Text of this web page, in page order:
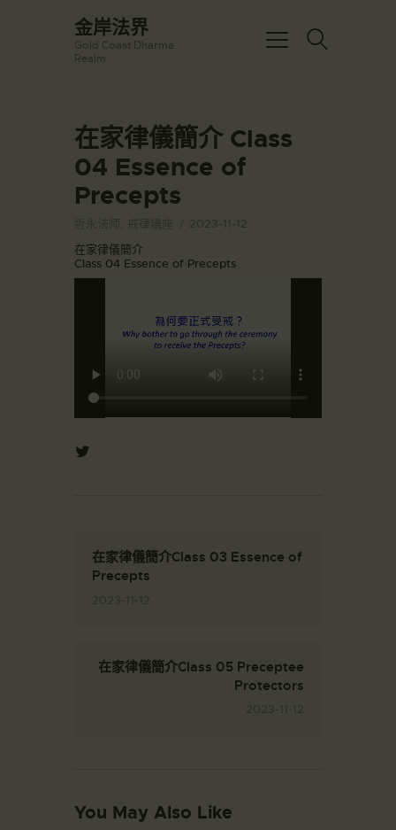
金岸法界
Gold Coast Dharma
Realm
主頁
金岸活動|EVENTS
講經說法
宣化上人
文章匯總
聯繫我們
在家律儀簡介 Class
04 Essence of
Precepts
在家律儀簡介
Class 04 Essence of Precepts
在家律儀簡介Class 03 Essence of
Precepts
在家律儀簡介Class 05 Preceptee
Protectors
You May Also Like
☀️法宴：華嚴經入法界品第三十九 ☀️
🙏講者：上恆下實法師 (Rev. Heng
Sure)
每周日，下午12：30 - 14：00
⏰California Time
09:30 - 11:00pm Every Sat
👉Zoom Link 链接：
https://drba-
org.zoom.us/j/84914586289
🔔提醒:
一、請以【全名+所在地】方式加入會
議。